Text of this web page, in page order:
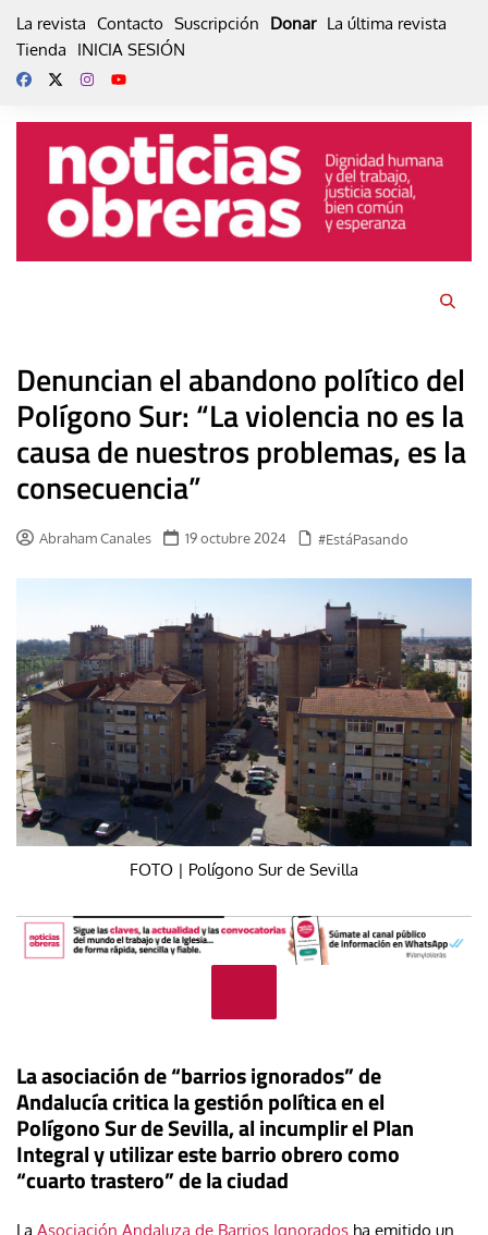
La revista Contacto Suscripción Donar La última revista
Tienda
INICIA SESIÓN
Denuncian el abandono político del
Polígono Sur: “La violencia no es la
causa de nuestros problemas, es la
consecuencia”
Abraham Canales 19 octubre 2024 #EstáPasando
FOTO | Polígono Sur de Sevilla
La asociación de “barrios ignorados” de
Andalucía critica la gestión política en el
Polígono Sur de Sevilla, al incumplirel Plan
Integral y utilizar este barrio obrero como
“cuarto trastero” de la ciudad
La Asociación Andaluza de Barrios Ignorados ha emitido un